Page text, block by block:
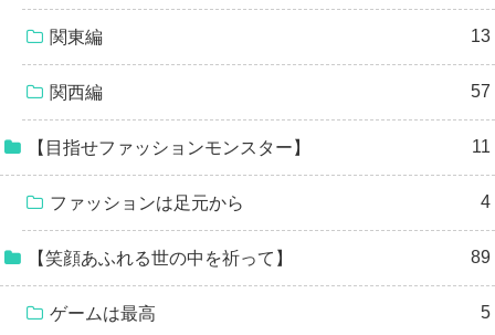
関東編 13
関西編 57
【目指せファッションモンスター】 11
ファッションは足元から 4
【笑顔あふれる世の中を祈って】 89
ゲームは最高 5